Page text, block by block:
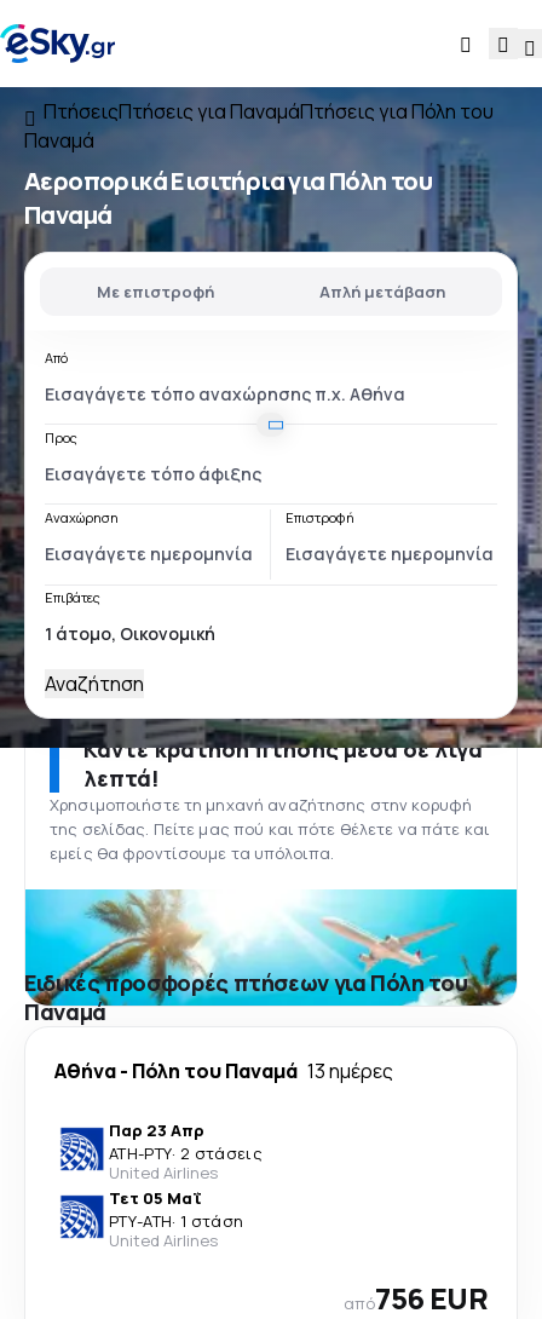
ΠτήσειςΠτήσεις για ΠαναμάΠτήσεις για Πόλη του
Παναμά
Αεροπορικά Εισιτήρια για Πόλη του
Παναμά
Με επιστροφή Απλή μετάβαση
Από
Προς
Αναχώρηση Επιστροφή
Επιβάτες
Αναζήτηση
Κάντε κράτηση πτήσης μέσα σε λίγα
λεπτά!
Χρησιμοποιήστε τη μηχανή αναζήτησης στην κορυφή
της σελίδας. Πείτε μας πού και πότε θέλετε να πάτε και
εμείς θα φροντίσουμε τα υπόλοιπα.
Ειδικές προσφορές πτήσεων για Πόλη του
Παναμά
Αθήνα- Πόλη του Παναμά 13 ημέρες
Παρ 23 Απρ
ATH-PTY· 2 στάσεις
United Airlines
Τετ 05 Μαΐ
PTY-ATH· 1 στάση
United Airlines
από756 EUR